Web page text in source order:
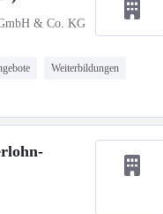
& Co. KG
Weiterbildungen